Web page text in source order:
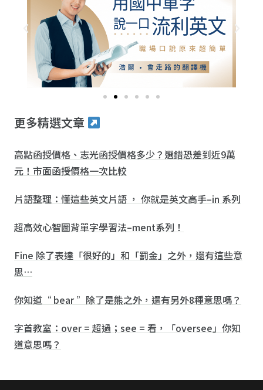
更多精選文章
高點函授價格、志光函授價格多少？選錯恐差到近9萬
元！市面函授價格一次比較
片語整理：懂這些英文片語 ， 你就是英文高手–in 系列
超高效心智圖背單字學習法–ment系列！
Fine 除了表達「很好的」和「罰金」之外，還有這些意
思…
你知道“ bear ”除了是熊之外，還有另外8種意思嗎？
字首教室：over = 超過；see = 看，「oversee」你知
道意思嗎？